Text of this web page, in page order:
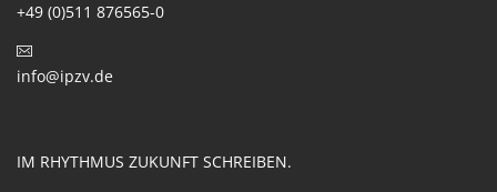
+49 (0)511 876565-0
info@ipzv.de
IM RHYTHMUS ZUKUNFT SCHREIBEN.